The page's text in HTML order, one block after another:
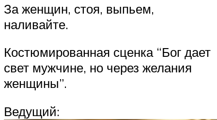
За женщин, стоя, выпьем,
наливайте.
Костюмированная сценка “Бог дает
свет мужчине, но через желания
женщины”.
Ведущий: